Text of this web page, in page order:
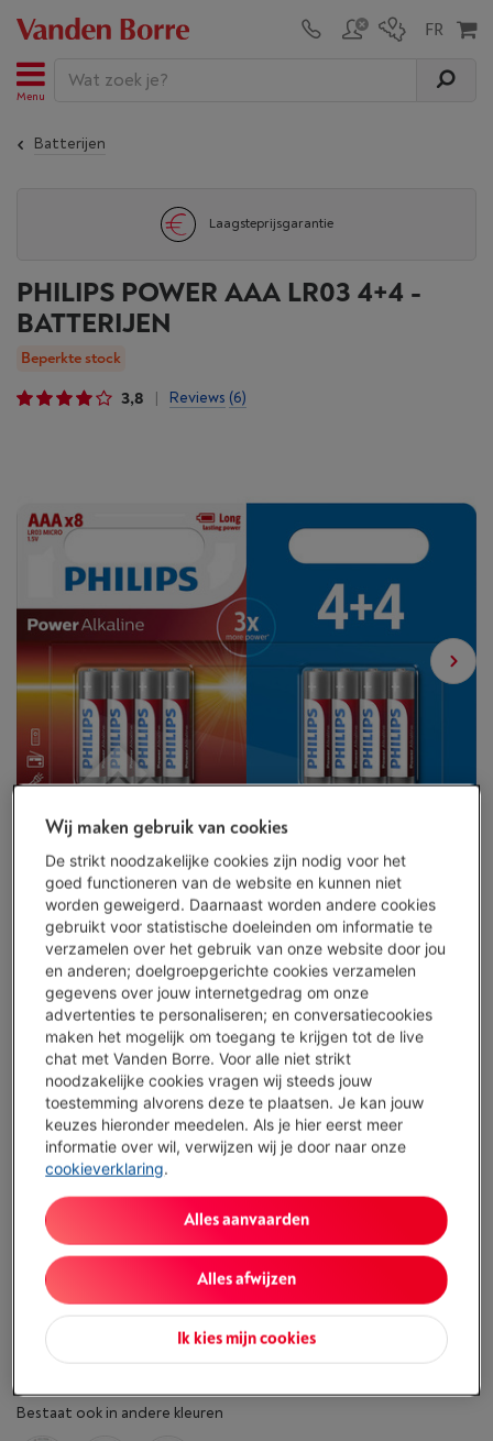
Menu
Batterijen
Laagsteprijsgarantie
PHILIPS POWER AAA LR03 4+4 -
BATTERIJEN
Beperkte stock
3,8 Reviews (6)
Beperkt beschikbaar-Bekijk voorraad
€ 9,95
Koop nu
Vergelijken
Troeven
Omschrijving: 4 + 4 gratis batterijen
Toon alle specificaties
Bestaat ook in andere kleuren
Wij maken gebruik van cookies
De strikt noodzakelijke cookies zijn nodig voor het
goed functioneren van de website en kunnen niet
worden geweigerd. Daarnaast worden andere cookies
gebruikt voor statistische doeleinden om informatie te
verzamelen over het gebruik van onze website door jou
en anderen; doelgroepgerichte cookies verzamelen
gegevens over jouw internetgedrag om onze
advertenties te personaliseren; en conversatiecookies
maken het mogelijk om toegang te krijgen tot de live
chat met Vanden Borre. Voor alle niet strikt
noodzakelijke cookies vragen wij steeds jouw
toestemming alvorens deze te plaatsen. Je kan jouw
keuzes hieronder meedelen. Als je hier eerst meer
informatie over wil, verwijzen wij je door naar onze
cookieverklaring.
Ik kies mijn cookies
Alles afwijzen
Alles aanvaarden